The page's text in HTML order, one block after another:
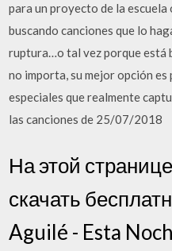
para un proyecto de la
buscando canciones que lo
ruptura…o tal vez porque está
no importa, su mejor opción es
especiales que realmente
las canciones de 25/07/2018
На этой
скачать
Aguilé - Esta